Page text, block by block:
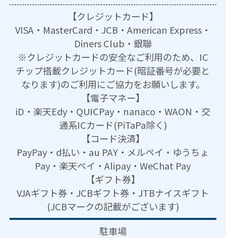
【クレジットカード】
VISA・MasterCard・JCB・American Express・
Diners Club・銀聯
※クレジットカードの安全なご利用のため、IC
チップ搭載クレジットカード(暗証番号が必要と
なります)のご利用にご協力をお願いします。
【電子マネー】
iD・楽天Edy・QUICPay・nanaco・WAON・交
通系ICカード(PiTaPa除く)
【コード決済】
PayPay・d払い・au PAY・メルペイ・ゆうちょ
Pay・楽天ペイ・Alipay・WeChat Pay
【ギフト券】
VJAギフト券・JCBギフト券・JTBナイスギフト
(JCBマークの記載がございます)
駐車場